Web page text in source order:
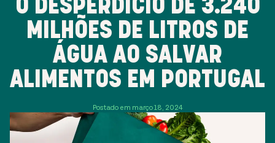
O DESPERDÍCIO DE 3.240
MILHÕES DE LITROS DE
ÁGUA AO SALVAR
ALIMENTOS EM PORTUGAL
Postado em março 18, 2024